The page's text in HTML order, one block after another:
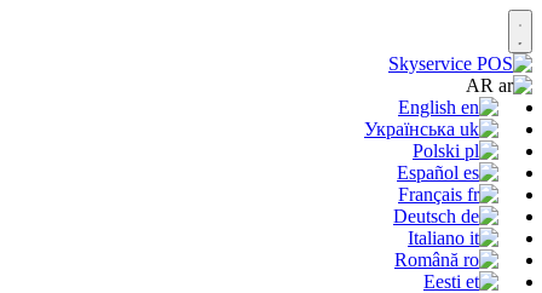
English
Українська
Polski
Español
Français
Deutsch
Italiano
Română
Eesti